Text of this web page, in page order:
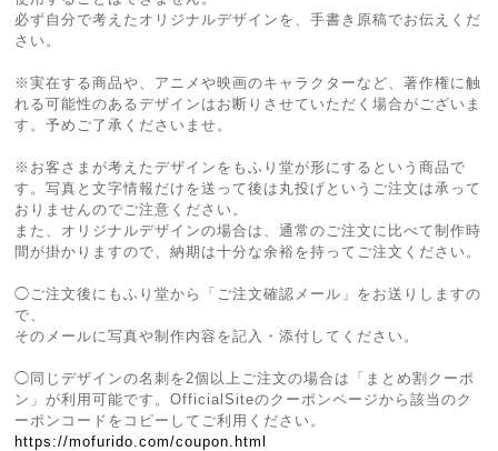
必ず自分で考えたオリジナルデザインを、手書き原稿でお伝えくだ
さい。
※実在する商品や、アニメや映画のキャラクターなど、著作権に触
れる可能性のあるデザインはお断りさせていただく場合がございま
す。予めご了承くださいませ。
※お客さまが考えたデザインをもふり堂が形にするという商品で
す。写真と文字情報だけを送って後は丸投げというご注文は承って
おりませんのでご注意ください。
また、オリジナルデザインの場合は、通常のご注文に比べて制作時
間が掛かりますので、納期は十分な余裕を持ってご注文ください。
◯ご注文後にもふり堂から「ご注文確認メール」をお送りしますの
で、
そのメールに写真や制作内容を記入・添付してください。
◯同じデザインの名刺を2個以上ご注文の場合は「まとめ割クーポ
ン」が利用可能です。OfficialSiteのクーポンページから該当のク
ーポンコードをコピーしてご利用ください。
https://mofurido.com/coupon.html